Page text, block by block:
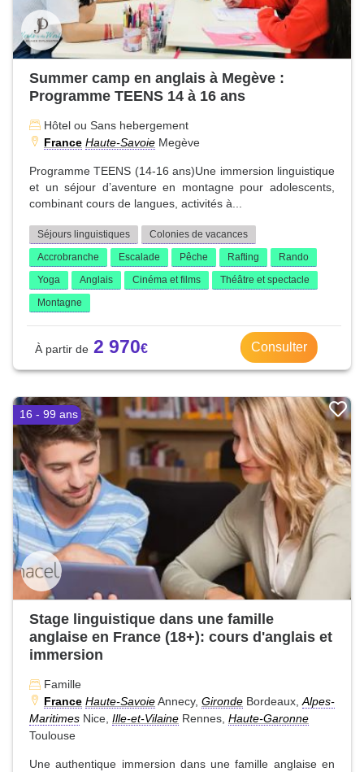
Summer camp en anglais à Megève :
Programme TEENS 14 à 16 ans
Hôtel ou Sans hebergement
France Haute-Savoie Megève
Programme TEENS (14-16 ans)Une immersion linguistique
et un séjour d’aventure en montagne pour adolescents,
combinant cours de langues, activités à...
Séjours linguistiques
Colonies de vacances
Accrobranche
Escalade Pêche Rafting
Rando
Yoga
Anglais Cinéma et films
Théâtre et spectacle
Montagne
2 970 Consulter
16 - 99 ans
Stage linguistique dans une famille
anglaise en France (18+): cours d'anglais et
immersion
Famille
France Haute-SavoieAnnecy, Gironde Bordeaux,Alpes-
Maritimes Nice, Ille-et-Vilaine Rennes, Haute-Garonne
Toulouse
Une authentique immersion dans une famille anglaise en